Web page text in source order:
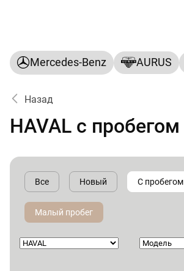
Mercedes-Benz AURUS
Назад
HAVAL с пробегом
Все Новый С пробегом
Малый пробег